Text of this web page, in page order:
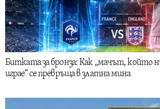
Битката за бронза: Как „мачът, който
играе“ се превръща в златна мина